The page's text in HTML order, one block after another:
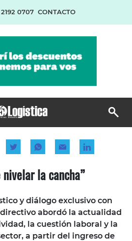
0707 CONTACTO
nivelar la cancha”
y diálogo exclusivo con
abordó la actualidad
la cuestión laboral y la
a partir del ingreso de